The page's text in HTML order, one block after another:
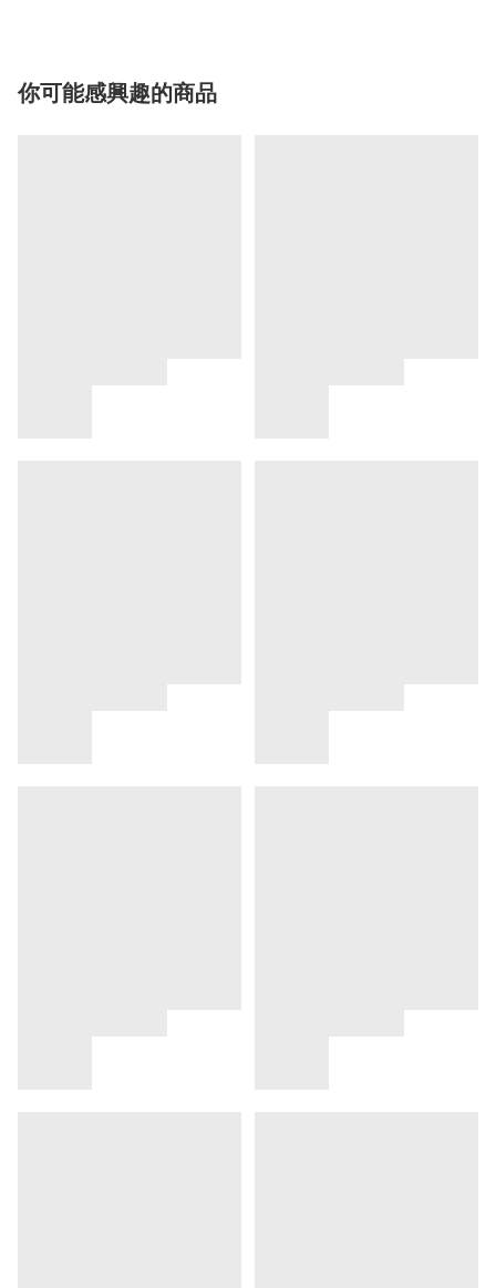
你可能感興趣的商品